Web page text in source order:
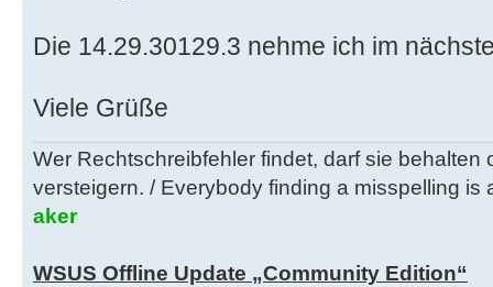
Die 14.29.30129.3 nehme ich im
Viele Grüße
Wer Rechtschreibfehler findet, darf sie behalten
versteigern. / Everybody finding a misspelling is
aker
WSUS Offline Update „Community Edition“